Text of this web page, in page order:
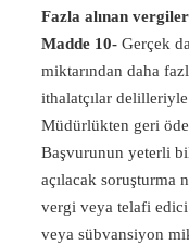
Fazla alınan
Madde 10- Gerçek
miktarından daha
ithalatçılar
Müdürlükten geri
Başvurunun yeterli
açılacak soruşturma
vergi veya telafi
veya sübvansiyon